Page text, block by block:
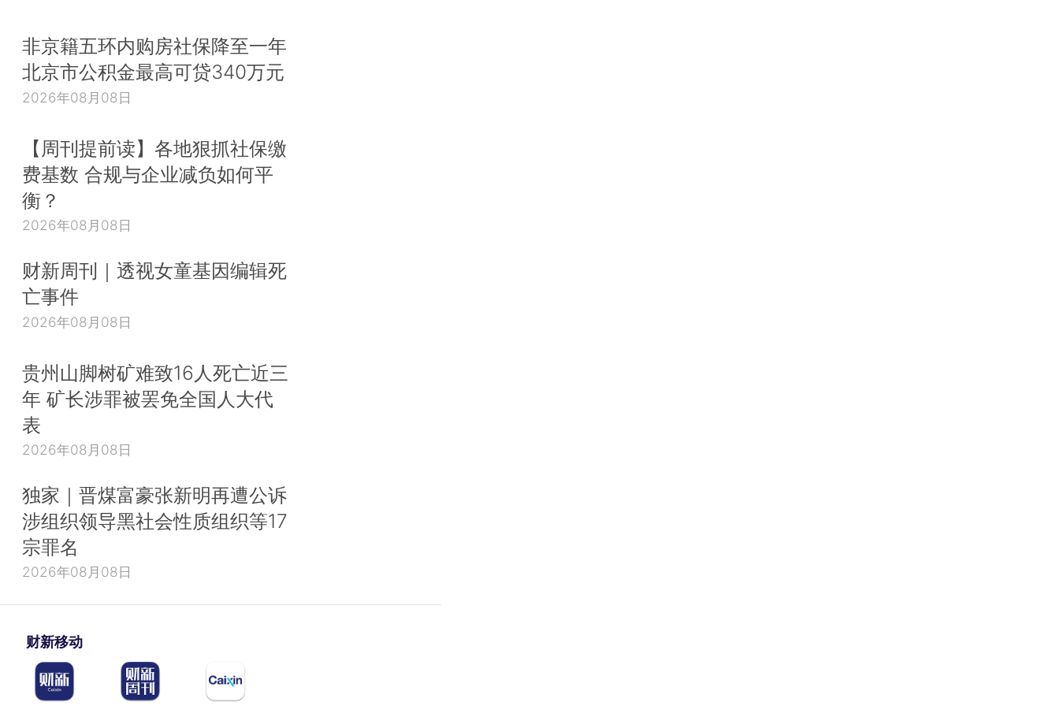
非京籍五环内购房社保降至一年
北京市公积金最高可贷340万元
2026年08月08日
【周刊提前读】各地狠抓社保缴
费基数 合规与企业减负如何平
衡？
2026年08月08日
财新周刊｜透视女童基因编辑死
亡事件
2026年08月08日
贵州山脚树矿难致16人死亡近三
年 矿长涉罪被罢免全国人大代
表
2026年08月08日
独家｜晋煤富豪张新明再遭公诉
涉组织领导黑社会性质组织等17
宗罪名
2026年08月08日
财新移动